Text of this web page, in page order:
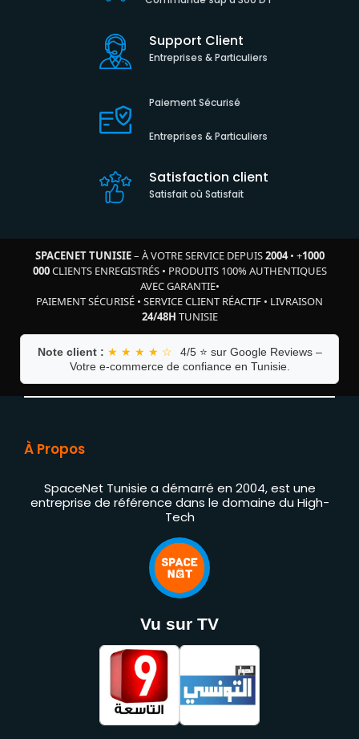
Support Client
Entreprises & Particuliers
Paiement Sécurisé
Entreprises & Particuliers
Satisfaction client
Satisfait où Satisfait
SPACENET TUNISIE– À VOTRE SERVICE DEPUIS2004• +1000
000CLIENTS ENREGISTRÉS• PRODUITS 100% AUTHENTIQUES
AVEC GARANTIE•
PAIEMENT SÉCURISÉ • SERVICE CLIENT RÉACTIF • LIVRAISON
24/48H TUNISIE
Note client : ★ ★ ★ ★ ☆
4/5 ⭐ sur Google Reviews –
Votre e-commerce de confiance en Tunisie.
À Propos
SpaceNet Tunisie a démarré en 2004, est une
entreprise de référence dans le domaine du High-
Tech
Vu sur TV